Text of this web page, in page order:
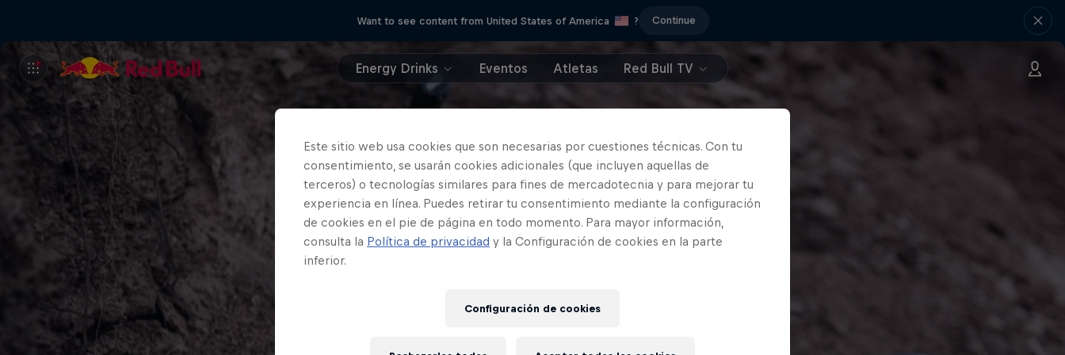
Want to see content from United States of America ? Continue
Energy Drinks Eventos Atletas Red Bull TV
Este sitio web usa cookies que son necesarias por cuestiones técnicas. Con tu
consentimiento, se usarán cookies adicionales (que incluyen aquellas de
terceros) o tecnologías similares para fines de mercadotecnia y para mejorar tu
experiencia en línea. Puedes retirar tu consentimiento mediante la configuración
de cookies en el pie de página en todo momento. Para mayor información,
consulta la Política de privacidad y la Configuración de cookies en la parte
inferior.
Configuración de cookies